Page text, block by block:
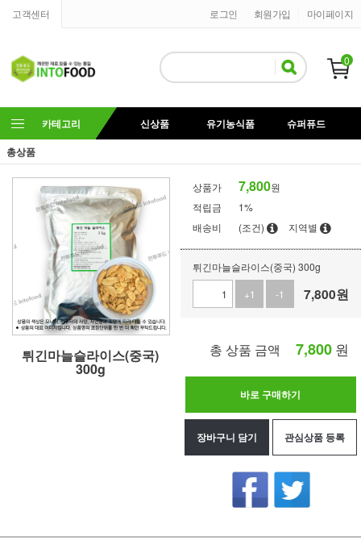
고객센터 마이페이지
회원가입
로그인
0
카테고리 신상품 유기농식품
슈퍼퓨드
총상품
튀긴마늘슬라이스(중국)
300g
상품가 7,800원
적립금
1%
배송비
(조건) 지역별
튀긴마늘슬라이스(중국) 300g
+1
-1 7,800원
총 상품 금액 7,800 원
바로 구매하기
장바구니 담기 관심상품 등록